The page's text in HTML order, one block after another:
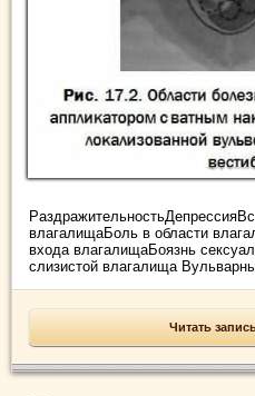
влагалищаБоль в области
входа влагалищаБоязнь
слизистой влагалища
Читать